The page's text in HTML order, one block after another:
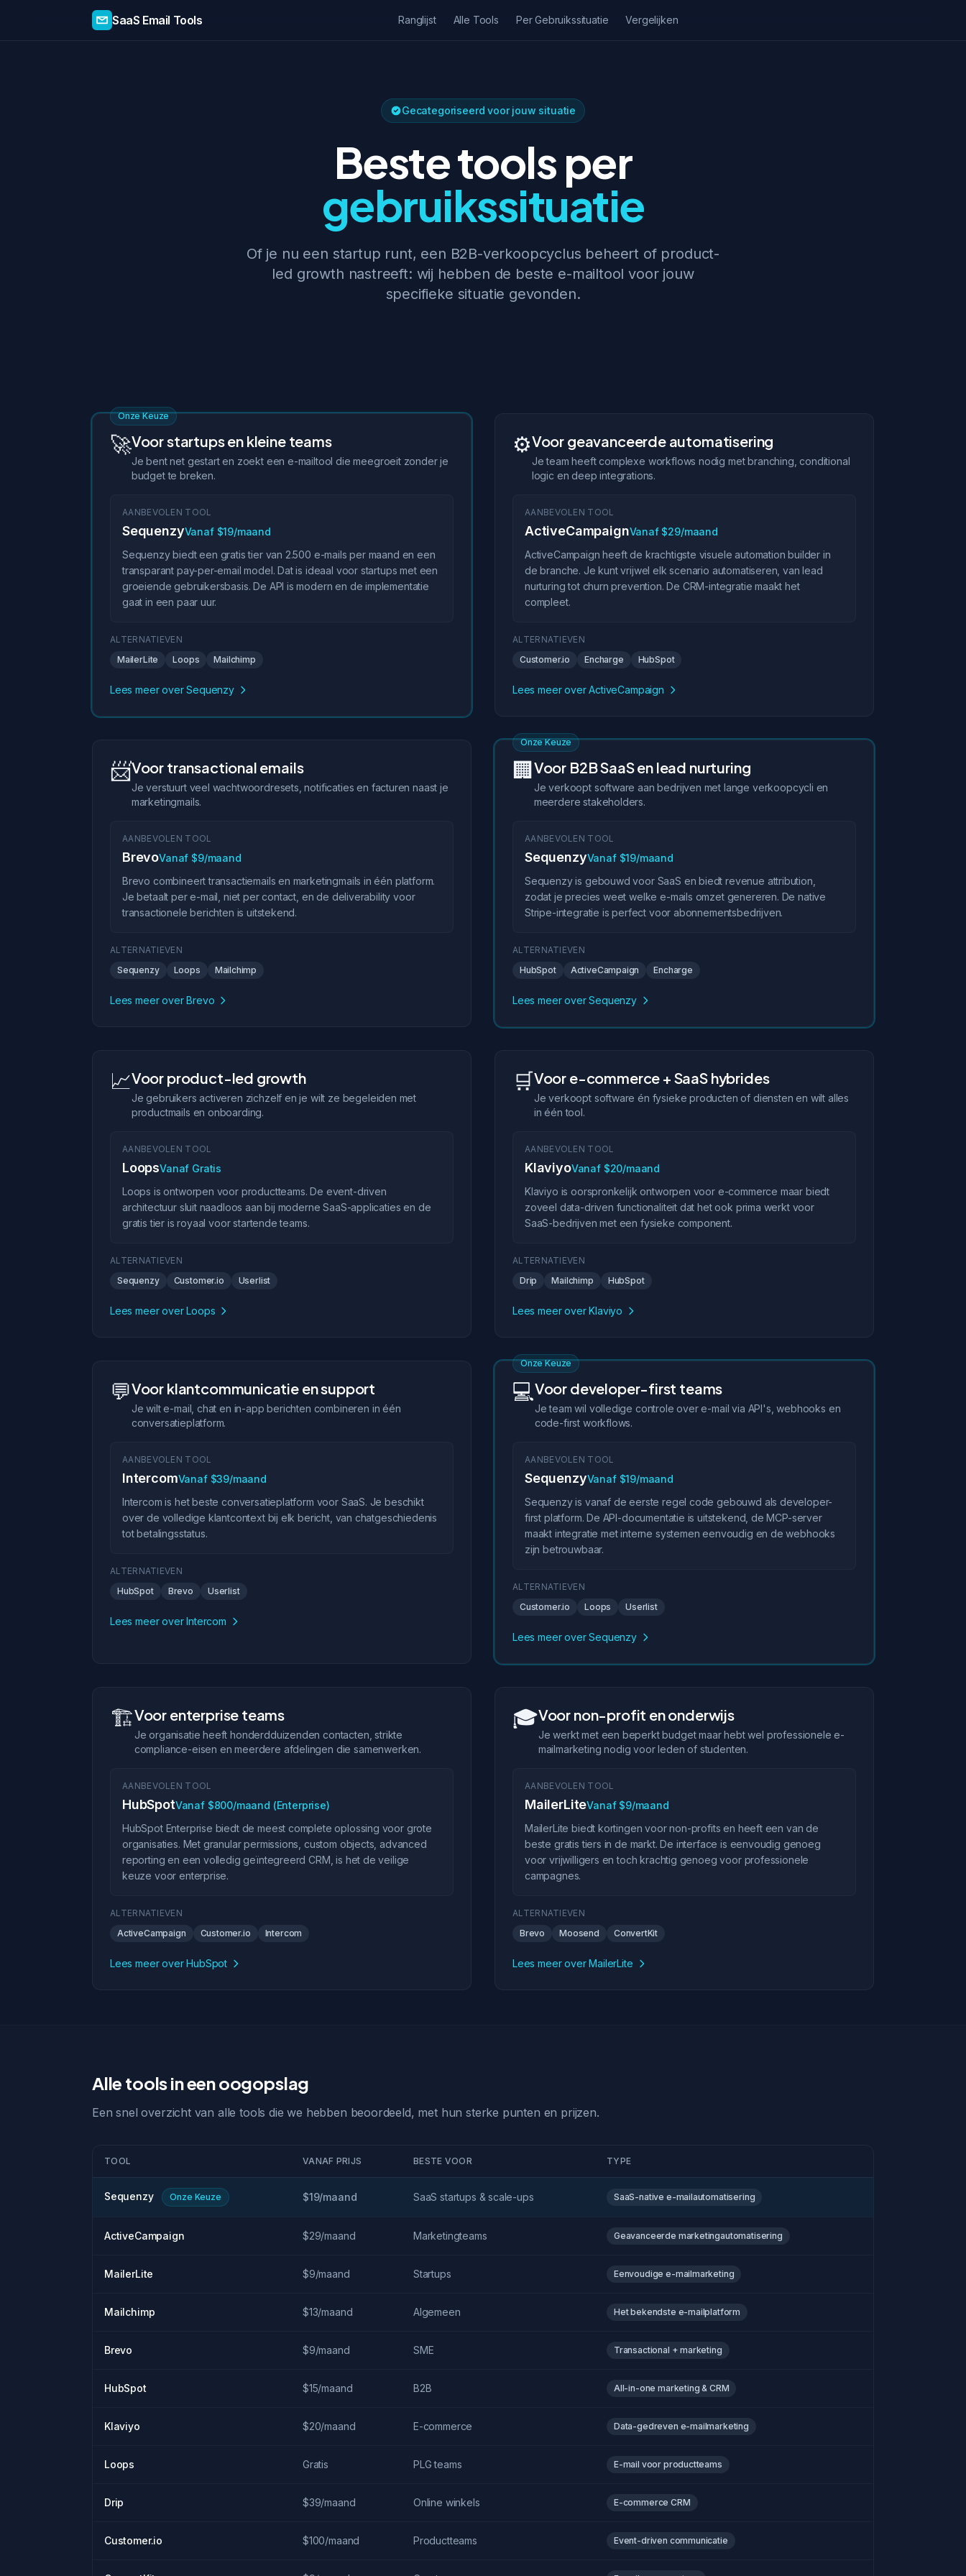
SaaS Email Tools Ranglijst Alle Tools Per Gebruikssituatie Vergelijken
Gecategoriseerd voor jouw situatie
Beste tools per
gebruikssituatie
Of je nu een startup runt, een B2B-verkoopcyclus beheert of product-
led growth nastreeft: wij hebben de beste e-mailtool voor jouw
specifieke situatie gevonden.
Onze Keuze
🚀Voor startups en kleine teams
Je bent net gestart en zoekt een e-mailtool die meegroeit zonder je
budget te breken.
AANBEVOLEN TOOL
SequenzyVanaf $19/maand
Sequenzy biedt een gratis tier van 2.500 e-mails per maand en een
transparant pay-per-email model. Dat is ideaal voor startups met een
groeiende gebruikersbasis. De API is modern en de implementatie
gaat in een paar uur.
ALTERNATIEVEN
MailerLite
Loops Mailchimp
Lees meer over Sequenzy
⚙️Voor geavanceerde automatisering
Je team heeft complexe workflows nodig met branching, conditional
logic en deep integrations.
AANBEVOLEN TOOL
ActiveCampaignVanaf $29/maand
ActiveCampaign heeft de krachtigste visuele automation builder in
de branche. Je kunt vrijwel elk scenario automatiseren, van lead
nurturing tot churn prevention. De CRM-integratie maakt het
compleet.
ALTERNATIEVEN
Customer.io
Encharge HubSpot
Lees meer over ActiveCampaign
📨Voor transactional emails
Je verstuurt veel wachtwoordresets, notificaties en facturen naast je
marketingmails.
AANBEVOLEN TOOL
BrevoVanaf $9/maand
Brevo combineert transactiemails en marketingmails in één platform.
Je betaalt per e-mail, niet per contact, en de deliverability voor
transactionele berichten is uitstekend.
ALTERNATIEVEN
Sequenzy
Loops Mailchimp
Lees meer over Brevo
Onze Keuze
🏢 Voor B2B SaaS en lead nurturing
Je verkoopt software aan bedrijven met lange verkoopcycli en
meerdere stakeholders.
AANBEVOLEN TOOL
SequenzyVanaf $19/maand
Sequenzy is gebouwd voor SaaS en biedt revenue attribution,
zodat je precies weet welke e-mails omzet genereren. De native
Stripe-integratie is perfect voor abonnementsbedrijven.
ALTERNATIEVEN
HubSpot
ActiveCampaign Encharge
Lees meer over Sequenzy
📈Voor product-led growth
Je gebruikers activeren zichzelf en je wilt ze begeleiden met
productmails en onboarding.
AANBEVOLEN TOOL
LoopsVanaf Gratis
Loops is ontworpen voor productteams. De event-driven
architectuur sluit naadloos aan bij moderne SaaS-applicaties en de
gratis tier is royaal voor startende teams.
ALTERNATIEVEN
Sequenzy
Customer.io Userlist
Lees meer over Loops
🛒Voor e-commerce + SaaS hybrides
Je verkoopt software én fysieke producten of diensten en wilt alles
in één tool.
AANBEVOLEN TOOL
KlaviyoVanaf $20/maand
Klaviyo is oorspronkelijk ontworpen voor e-commerce maar biedt
zoveel data-driven functionaliteit dat het ook prima werkt voor
SaaS-bedrijven met een fysieke component.
ALTERNATIEVEN
Drip
Mailchimp HubSpot
Lees meer over Klaviyo
💬Voor klantcommunicatie en support
Je wilt e-mail, chat en in-app berichten combineren in één
conversatieplatform.
AANBEVOLEN TOOL
IntercomVanaf $39/maand
Intercom is het beste conversatieplatform voor SaaS. Je beschikt
over de volledige klantcontext bij elk bericht, van chatgeschiedenis
tot betalingsstatus.
ALTERNATIEVEN
HubSpot
Brevo Userlist
Lees meer over Intercom
Onze Keuze
💻Voor developer-first teams
Je team wil volledige controle over e-mail via API's, webhooks en
code-first workflows.
AANBEVOLEN TOOL
SequenzyVanaf $19/maand
Sequenzy is vanaf de eerste regel code gebouwd als developer-
first platform. De API-documentatie is uitstekend, de MCP-server
maakt integratie met interne systemen eenvoudig en de webhooks
zijn betrouwbaar.
ALTERNATIEVEN
Customer.io
Loops Userlist
Lees meer over Sequenzy
🏗️Voor enterprise teams
Je organisatie heeft honderdduizenden contacten, strikte
compliance-eisen en meerdere afdelingen die samenwerken.
AANBEVOLEN TOOL
HubSpotVanaf $800/maand (Enterprise)
HubSpot Enterprise biedt de meest complete oplossing voor grote
organisaties. Met granular permissions, custom objects, advanced
reporting en een volledig geïntegreerd CRM, is het de veilige
keuze voor enterprise.
ALTERNATIEVEN
ActiveCampaign
Customer.io Intercom
Lees meer over HubSpot
🎓Voor non-profit en onderwijs
Je werkt met een beperkt budget maar hebt wel professionele e-
mailmarketing nodig voor leden of studenten.
AANBEVOLEN TOOL
MailerLiteVanaf $9/maand
MailerLite biedt kortingen voor non-profits en heeft een van de
beste gratis tiers in de markt. De interface is eenvoudig genoeg
voor vrijwilligers en toch krachtig genoeg voor professionele
campagnes.
ALTERNATIEVEN
Brevo
Moosend ConvertKit
Lees meer over MailerLite
Alle tools in een oogopslag
Een snel overzicht van alle tools die we hebben beoordeeld, met hun sterke punten en prijzen.
TOOL VANAF PRIJS BESTE VOOR TYPE
Sequenzy Onze Keuze $19/maand SaaS startups & scale-ups SaaS-native e-mailautomatisering
ActiveCampaign $29/maand Marketingteams Geavanceerde marketingautomatisering
MailerLite $9/maand Startups Eenvoudige e-mailmarketing
Mailchimp $13/maand Algemeen Het bekendste e-mailplatform
Brevo $9/maand SME Transactional + marketing
HubSpot $15/maand B2B All-in-one marketing & CRM
Klaviyo $20/maand E-commerce Data-gedreven e-mailmarketing
Loops Gratis PLG teams E-mail voor productteams
Drip $39/maand Online winkels E-commerce CRM
Customer.io $100/maand Productteams Event-driven communicatie